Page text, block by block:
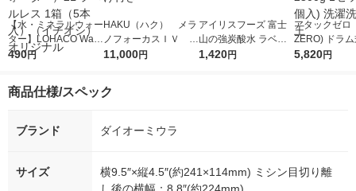
【水・ミネラルウォー
ター】LOHACO Wate
r（ロハコウォータ
シ） オリジナル
490円
HAKU（ハク） メラ
ノフォーカスＩＶ 4
5ｇ 資生堂 おまけ
11,000円
アイリスフーズ 富士
山の強炭酸水 ラベル
レス 500ml 1箱（24
1,420円
アタックゼロ
ZERO) ドラ
詰め替え メガ
5,820円
商品仕様/スペック
ブランド ダイオーミウラ
サイズ
横9.5″×縦4.5″(約241×114mm) ミシン目切り離